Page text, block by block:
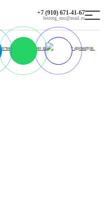
+7 (910) 671-41-67
lestorg_mo@mail.ru
зрелище, но и целый букет ароматов.